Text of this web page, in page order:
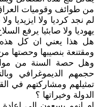
من طوائف وقوميات
لم نجد كرديا ولا ايزيديا
يهوديا ولا صابئيا يرفع
هل هذا يعني ان كل هذه
ومقتنعة بنصيبها وحصتها
وهل حصة السنة من
حجمهم الديموغرافي
تمثيلهم ومشاركتهم في
الدولة وخيراتها ؟